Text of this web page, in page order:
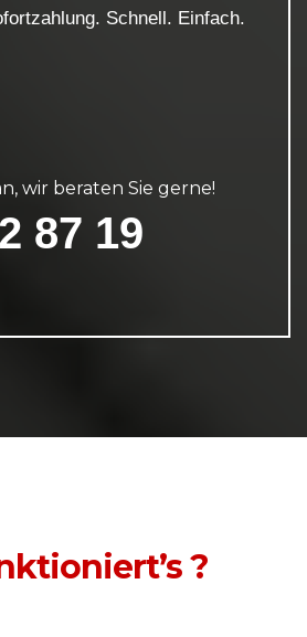
Schnell. Einfach.
wir beraten Sie gerne!
87 19
?